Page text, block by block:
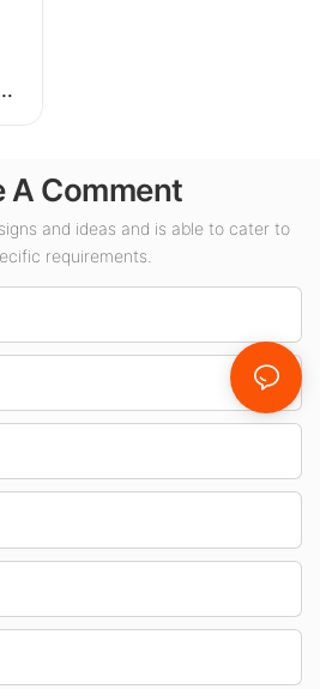
A Comment
and ideas and is able to cater to
requirements.